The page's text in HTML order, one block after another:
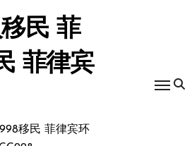
民 菲
菲律宾
移民 菲律宾环